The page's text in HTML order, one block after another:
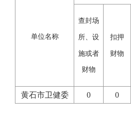
单位名称
查封场
所、设
施或者
财物
扣押
财物
黄石市卫健委 0 0